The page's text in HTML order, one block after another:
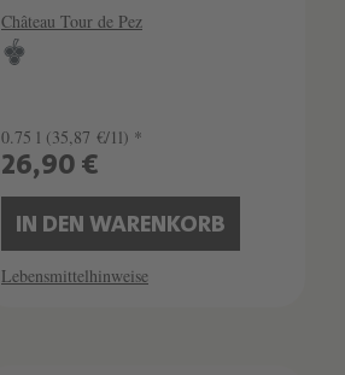
Château Tour de Pez
0.75 l (35,87 €/1l) *
26,90 €
IN DEN WARENKORB
Lebensmittelhinweise